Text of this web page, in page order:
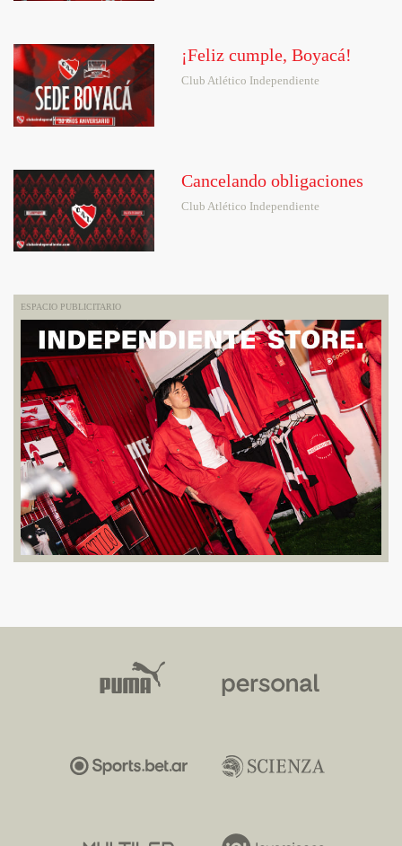
¡Feliz cumple, Boyacá!
Club Atlético Independiente
Cancelando obligaciones
Club Atlético Independiente
ESPACIO PUBLICITARIO